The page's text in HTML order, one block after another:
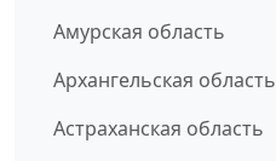
Амурская область
Архангельская область
Астраханская область